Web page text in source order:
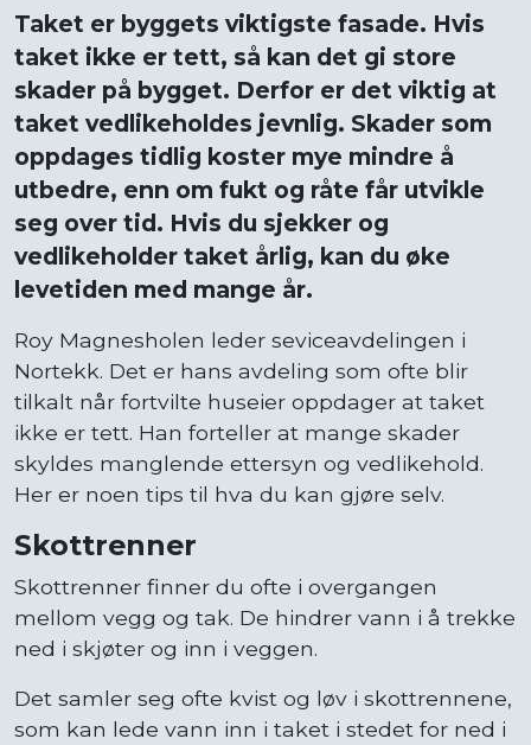
Taket er byggets viktigste fasade. Hvis
taket ikke er tett, så kan det gi store
skader på bygget. Derfor er det viktig at
taket vedlikeholdes jevnlig. Skader som
oppdages tidlig koster mye mindre å
utbedre, enn om fukt og råte får utvikle
seg over tid. Hvis du sjekker og
vedlikeholder taket årlig, kan du øke
levetiden med mange år.
Roy Magnesholen leder seviceavdelingen i
Nortekk. Det er hans avdeling som ofte blir
tilkalt når fortvilte huseier oppdager at taket
ikke er tett. Han forteller at mange skader
skyldes manglende ettersyn og vedlikehold.
Her er noen tips til hva du kan gjøre selv.
Skottrenner
Skottrenner finner du ofte i overgangen
mellom vegg og tak. De hindrer vann i å trekke
ned i skjøter og inn i veggen.
Det samler seg ofte kvist og løv i skottrennene,
som kan lede vann inn i taket i stedet for ned i